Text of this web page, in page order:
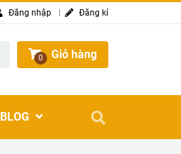
Đăng nhập Đăng kí
0 Giỏ hàng
BLOG